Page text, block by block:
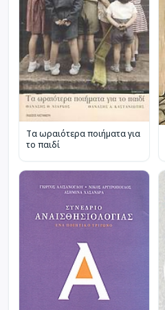
Τα ωραιότερα ποιήματα για
το παιδί